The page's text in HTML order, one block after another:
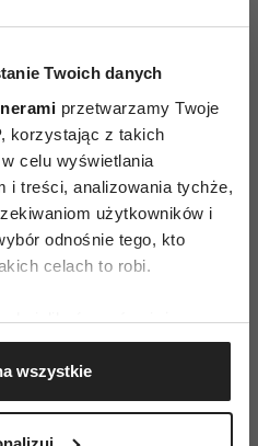
Twoich danych
przetwarzamy Twoje
korzystając z takich
celu wyświetlania
i treści, analizowania tychże,
użytkowników i
odnośnie tego, kto
celach to robi.
chcielibyśmy również:
Twojej lokalizacji
nawet do kilku metrów
urządzenie, aktywnie
wszystkie
mięśnia przepony
leżą równolegle
w jamie brzusznej.
oddychamy,
które tworzy się
przepona zamiast
je w dół,
kobiet, które po